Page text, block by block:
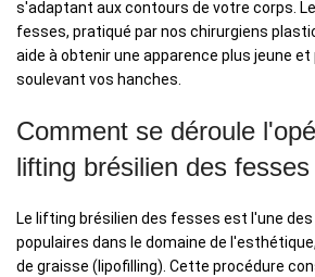
s'adaptant aux contours de votre corps.
fesses, pratiqué par nos chirurgiens
aide à obtenir une apparence plus jeune et
soulevant vos hanches.
Comment se déroule
lifting brésilien des
Le lifting brésilien des fesses est l'une
populaires dans le domaine de
de graisse (lipofilling). Cette procédure